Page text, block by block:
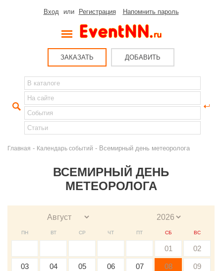
Вход или Регистрация Напомнить пароль
ЗАКАЗАТЬ ДОБАВИТЬ
Главная - Календарь событий - Всемирный день метеоролога
ВСЕМИРНЫЙ ДЕНЬ
МЕТЕОРОЛОГА
ПН ВТ СР ЧТ ПТ СБ ВС
01 02
03 04 05 06 07 08 09